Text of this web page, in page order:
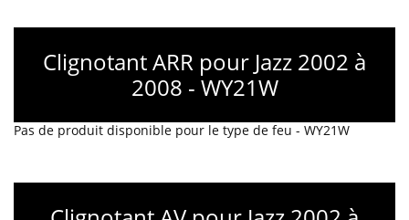
Clignotant ARR pour Jazz 2002 à
2008 - WY21W
Pas de produit disponible pour le type de feu - WY21W